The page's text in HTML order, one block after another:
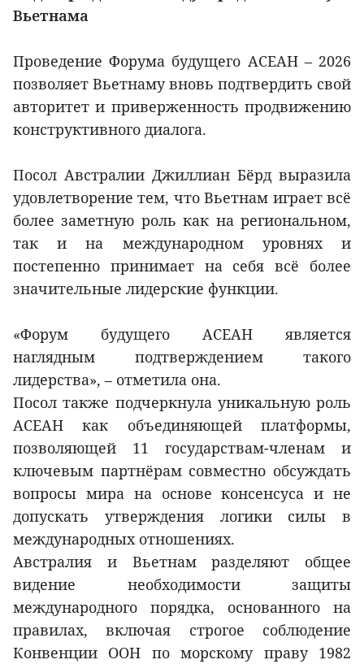
Вьетнама
Проведение Форума будущего АСЕАН – 2026
позволяет Вьетнаму вновь подтвердить свой
авторитет и приверженность продвижению
конструктивного диалога.
Посол Австралии Джиллиан Бёрд выразила
удовлетворение тем, что Вьетнам играет всё
более заметную роль как на региональном,
так и на международном уровнях и
постепенно принимает на себя всё более
значительные лидерские функции.
«Форум будущего АСЕАН является
наглядным подтверждением такого
лидерства», – отметила она.
Посол также подчеркнула уникальную роль
АСЕАН как объединяющей платформы,
позволяющей 11 государствам-членам и
ключевым партнёрам совместно обсуждать
вопросы мира на основе консенсуса и не
допускать утверждения логики силы в
международных отношениях.
Австралия и Вьетнам разделяют общее
видение необходимости защиты
международного порядка, основанного на
правилах, включая строгое соблюдение
Конвенции ООН по морскому праву 1982